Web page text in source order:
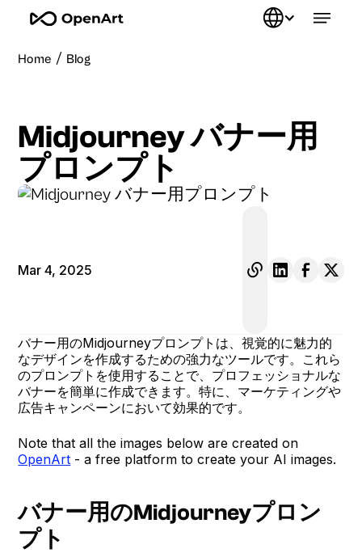
Home / Blog
Midjourney バナー用
プロンプト
Mar 4, 2025
バナー用のMidjourneyプロンプトは、視覚的に魅力的
なデザインを作成するための強力なツールです。これら
のプロンプトを使用することで、プロフェッショナルな
バナーを簡単に作成できます。特に、マーケティングや
広告キャンペーンにおいて効果的です。
Note that all the images below are created on
OpenArt - a free platform to create your AI images.
バナー用のMidjourneyプロン
プト